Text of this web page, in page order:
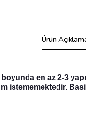
Ürün
en az 2-3
istememektedir.